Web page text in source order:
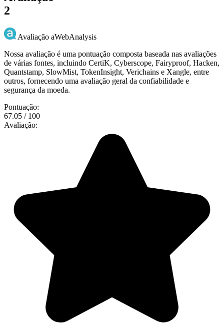
2
Avaliação aWebAnalysis
Nossa avaliação é uma pontuação composta baseada nas avaliações
de várias fontes, incluindo CertiK, Cyberscope, Fairyproof, Hacken,
Quantstamp, SlowMist, TokenInsight, Verichains e Xangle, entre
outros, fornecendo uma avaliação geral da confiabilidade e
segurança da moeda.
Pontuação:
67.05 / 100
Avaliação: